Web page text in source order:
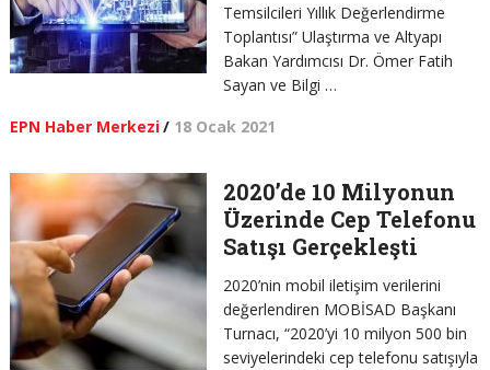
Temsilcileri Yıllık Değerlendirme
Toplantısı” Ulaştırma ve Altyapı
Bakan Yardımcısı Dr. Ömer Fatih
Sayan ve Bilgi …
EPN Haber Merkezi/ 18 Ocak 2021
2020’de 10 Milyonun
Üzerinde Cep Telefonu
Satışı Gerçekleşti
2020’nin mobil iletişim verilerini
değerlendiren MOBİSAD Başkanı
Turnacı, “2020’yi 10 milyon 500 bin
seviyelerindeki cep telefonu satışıyla